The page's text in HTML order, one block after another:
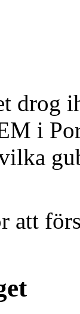
drog
i
att